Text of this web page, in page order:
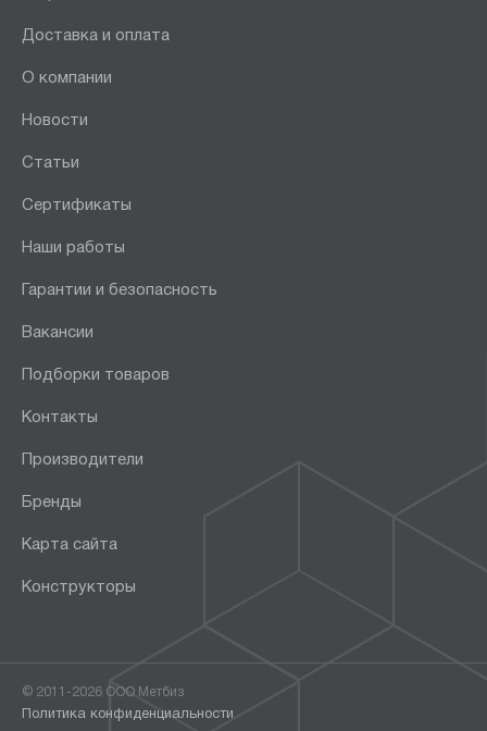
Доставка и оплата
О компании
Новости
Статьи
Сертификаты
Наши работы
Гарантии и безопасность
Вакансии
Подборки товаров
Контакты
Производители
Бренды
Карта сайта
Конструкторы
© 2011-2026 ООО Метбиз
Политика конфиденциальности